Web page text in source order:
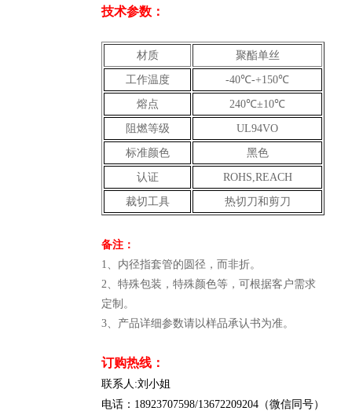
技术参数：
材质 聚酯单丝
工作温度 -40℃-+150℃
熔点 240℃±10℃
阻燃等级 UL94VO
标准颜色 黑色
认证 ROHS,REACH
裁切工具 热切刀和剪刀
备注：
1、内径指套管的圆径，而非折。
2、特殊包装，特殊颜色等，可根据客户需求
定制。
3、产品详细参数请以样品承认书为准。
订购热线：
联系人:刘小姐
电话：18923707598/13672209204（微信同号）